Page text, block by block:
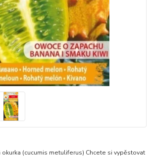
okurka (cucumis metuliferus) Chcete si vypěstovat